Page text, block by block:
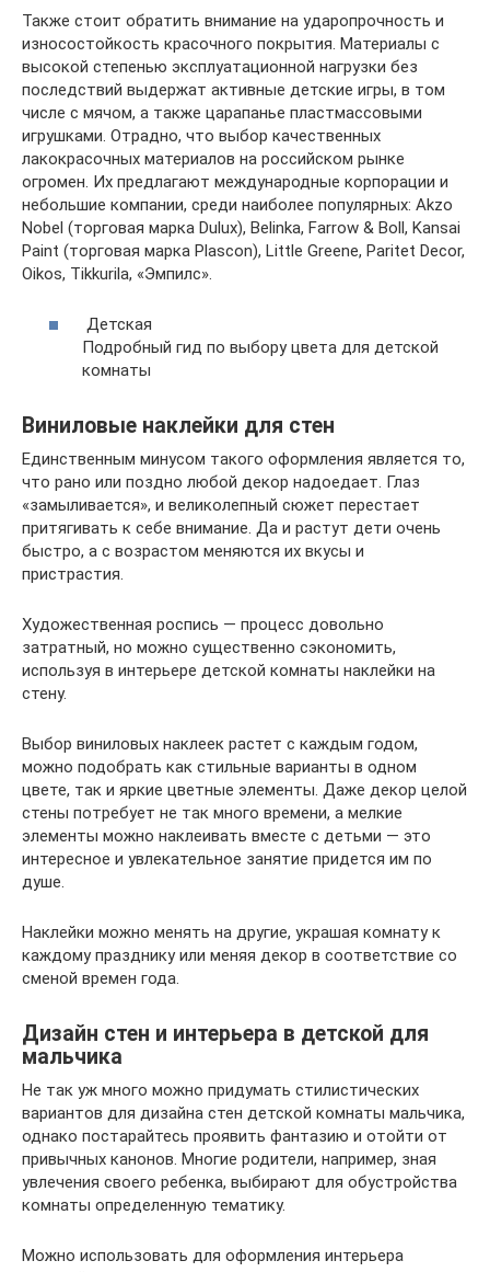
Также стоит обратить внимание на ударопрочность и
износостойкость красочного покрытия. Материалы с
высокой степенью эксплуатационной нагрузки без
последствий выдержат активные детские игры, в том
числе с мячом, а также царапанье пластмассовыми
игрушками. Отрадно, что выбор качественных
лакокрасочных материалов на российском рынке
огромен. Их предлагают международные корпорации и
небольшие компании, среди наиболее популярных: Akzo
Nobel (торговая марка Dulux), Belinka, Farrow & Boll, Kansai
Paint (торговая марка Plascon), Little Greene, Paritet Decor,
Oikos, Tikkurila, «Эмпилс».
Детская
Подробный гид по выбору цвета для детской
комнаты
Виниловые наклейки для стен
Единственным минусом такого оформления является то,
что рано или поздно любой декор надоедает. Глаз
«замыливается», и великолепный сюжет перестает
притягивать к себе внимание. Да и растут дети очень
быстро, а с возрастом меняются их вкусы и
пристрастия.
Художественная роспись — процесс довольно
затратный, но можно существенно сэкономить,
используя в интерьере детской комнаты наклейки на
стену.
Выбор виниловых наклеек растет с каждым годом,
можно подобрать как стильные варианты в одном
цвете, так и яркие цветные элементы. Даже декор целой
стены потребует не так много времени, а мелкие
элементы можно наклеивать вместе с детьми — это
интересное и увлекательное занятие придется им по
душе.
Наклейки можно менять на другие, украшая комнату к
каждому празднику или меняя декор в соответствие со
сменой времен года.
Дизайн стен и интерьера в детской для
мальчика
Не так уж много можно придумать стилистических
вариантов для дизайна стен детской комнаты мальчика,
однако постарайтесь проявить фантазию и отойти от
привычных канонов. Многие родители, например, зная
увлечения своего ребенка, выбирают для обустройства
комнаты определенную тематику.
Можно использовать для оформления интерьера